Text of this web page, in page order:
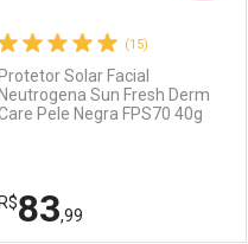
Ativar Desconto
Comprar sem Desconto
Por R$ 58,99/cada
Por R$ 58,99/cada
(15)
Protetor Solar Facial
Neutrogena Sun Fresh Derm
Pele Negra FPS70 40g
R$83,99